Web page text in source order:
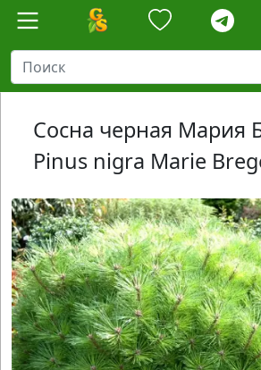
Сосна черная Мария
Pinus nigra Marie